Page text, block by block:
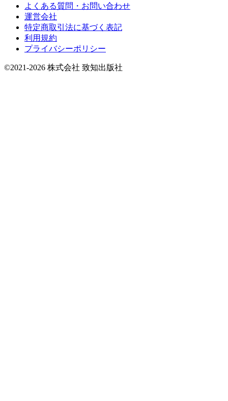
よくある質問・お問い合わせ
運営会社
特定商取引法に基づく表記
利用規約
プライバシーポリシー
©2021-2026 株式会社 致知出版社